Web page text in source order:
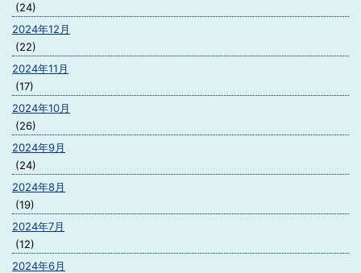
(24)
2024年12月
(22)
2024年11月
(17)
2024年10月
(26)
2024年9月
(24)
2024年8月
(19)
2024年7月
(12)
2024年6月